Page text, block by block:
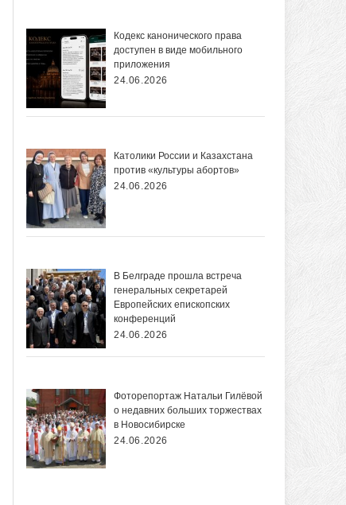
Кодекс канонического права
доступен в виде мобильного
приложения
24.06.2026
Католики России и Казахстана
против «культуры абортов»
24.06.2026
В Белграде прошла встреча
генеральных секретарей
Европейских епископских
конференций
24.06.2026
Фоторепортаж Натальи Гилёвой
о недавних больших торжествах
в Новосибирске
24.06.2026